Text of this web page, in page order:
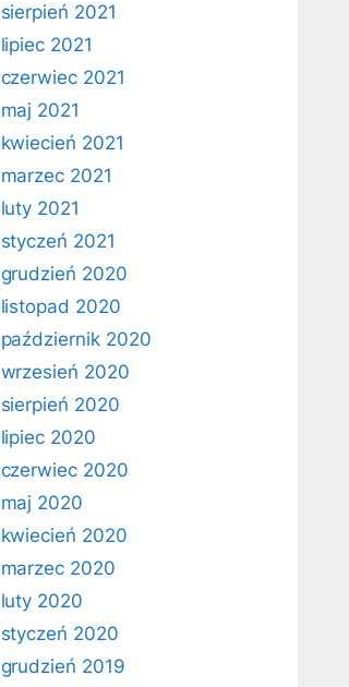
sierpień 2021
lipiec 2021
czerwiec 2021
maj 2021
kwiecień 2021
marzec 2021
luty 2021
styczeń 2021
grudzień 2020
listopad 2020
październik 2020
wrzesień 2020
sierpień 2020
lipiec 2020
czerwiec 2020
maj 2020
kwiecień 2020
marzec 2020
luty 2020
styczeń 2020
grudzień 2019